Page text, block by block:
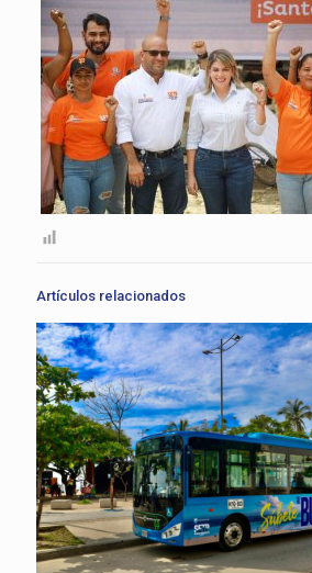
Artículos relacionados